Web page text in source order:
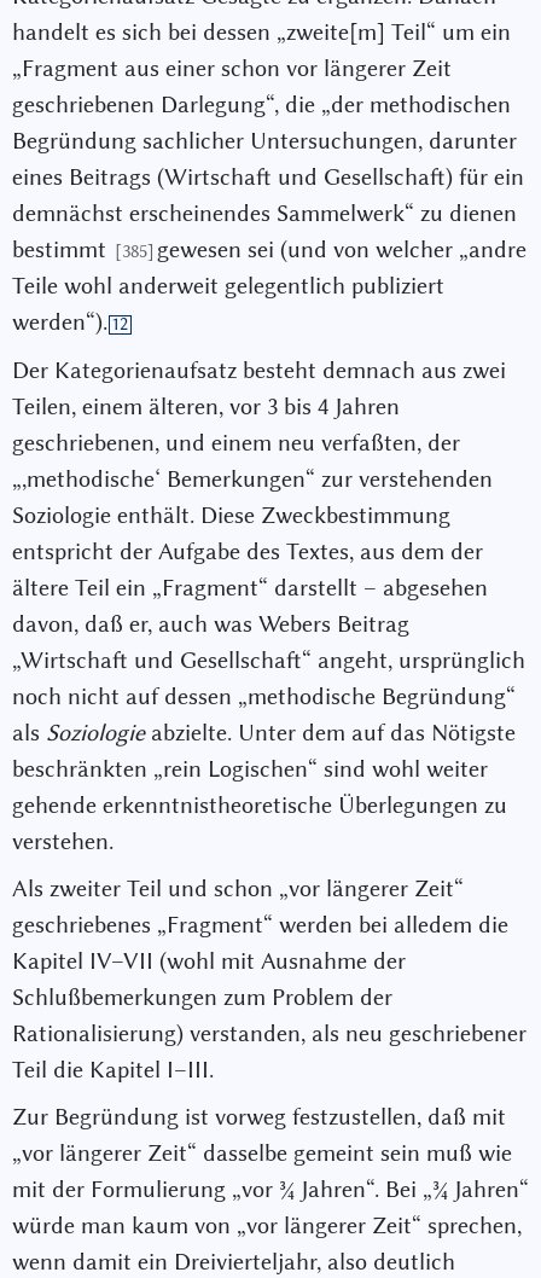
handelt es sich bei dessen „zweite[m] Teil“ um ein
„Fragment aus einer schon vor längerer Zeit
geschriebenen Darlegung“, die „der methodischen
Begründung sachlicher Untersuchungen, darunter
eines Beitrags (Wirtschaft und Gesellschaft) für ein
demnächst erscheinendes Sammelwerk“ zu dienen
bestimmt
[385] gewesen sei (und von welcher „andre
Teile wohl anderweit gelegentlich publiziert
werden“). 12
Der Kategorienaufsatz besteht demnach aus zwei
Teilen, einem älteren, vor 3 bis 4 Jahren
geschriebenen, und einem neu verfaßten, der
„,methodische‘ Bemerkungen“ zur verstehenden
Soziologie enthält. Diese Zweckbestimmung
entspricht der Aufgabe des Textes, aus dem der
ältere Teil ein „Fragment“ darstellt – abgesehen
davon, daß er, auch was Webers Beitrag
„Wirtschaft und Gesellschaft“ angeht, ursprünglich
noch nicht auf dessen „methodische Begründung“
als Soziologieabzielte. Unter dem auf das Nötigste
beschränkten „rein Logischen“ sind wohl weiter
gehende erkenntnistheoretische Überlegungen zu
verstehen.
Als zweiter Teil und schon „vor längerer Zeit“
geschriebenes „Fragment“ werden bei alledem die
Kapitel IV–VII (wohl mit Ausnahme der
Schlußbemerkungen zum Problem der
Rationalisierung) verstanden, als neu geschriebener
Teil die Kapitel I–III.
Zur Begründung ist vorweg festzustellen, daß mit
„vor längerer Zeit“ dasselbe gemeint sein muß wie
mit der Formulierung „vor ¾ Jahren“. Bei „¾ Jahren“
würde man kaum von „vor längerer Zeit“ sprechen,
wenn damit ein Dreivierteljahr, also deutlich